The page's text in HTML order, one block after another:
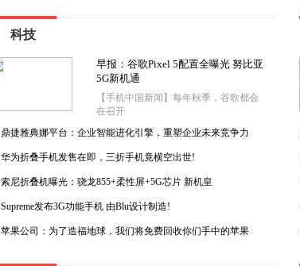
科技
早报：谷歌Pixel 5配置全曝光 努比亚
5G新机通
【手机中国新闻】每年秋季，谷歌都会
在召开
鼎捷雅典娜平台：企业智能进化引擎，重塑企业未来竞争力
华为折叠手机发售在即，三折手机竟横空出世!
索尼折叠机曝光：骁龙855+柔性屏+5G芯片 新机皇
Supreme发布3G功能手机 由Blu设计制造!
苹果公司：为了造福地球，我们将免费回收你们手中的苹果